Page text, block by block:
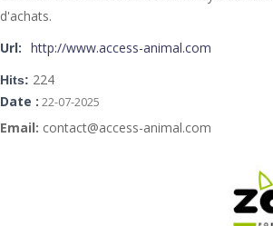
d'achats.
Url:
http://www.access-animal.com
Hits: 224
Date : 22-07-2025
Email: contact@access-animal.com